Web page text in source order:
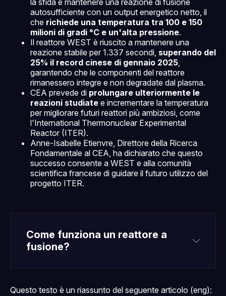
la sfida è mantenere una reazione di fusione
autosufficiente con un output energetico netto, il
che richiede una temperatura tra 100 e 150
milioni di gradi °C e un'alta pressione.
Il reattore WEST è riuscito a mantenere una
reazione stabile per 1.337 secondi, superando del
25% il record cinese di gennaio 2025,
garantendo che le componenti del reattore
rimanessero integre e non degradate dal plasma.
CEA prevede di prolungare ulteriormente le
reazioni studiate e incrementare la temperatura
per migliorare futuri reattori più ambiziosi, come
l'International Thermonuclear Experimental
Reactor (ITER).
Anne-Isabelle Etienvre, Direttore della Ricerca
Fondamentale al CEA, ha dichiarato che questo
successo consente a WEST e alla comunità
scientifica francese di guidare il futuro utilizzo del
progetto ITER.
Come funziona un reattore a
fusione?
Questo testo è un riassunto del seguente articolo (eng):